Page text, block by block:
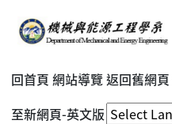
回首頁 網站導覽返回舊網頁
至新網頁-英文版